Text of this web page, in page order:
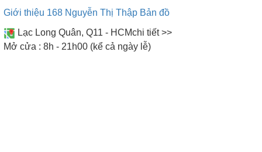
CAM KẾT CỦA BẾP NAM ANH
Giới thiệu 168 Nguyễn Thị Thập Bản đồ
Lạc Long Quân, Q11 - HCMchi tiết >>
Mở cửa : 8h - 21h00 (kể cả ngày lễ)